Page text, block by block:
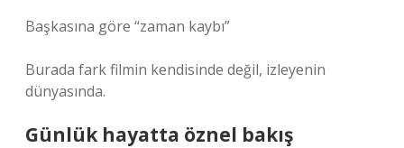
Başkasına göre “zaman kaybı”
Burada fark filmin kendisinde değil, izleyenin
dünyasında.
Günlük hayatta öznel bakış